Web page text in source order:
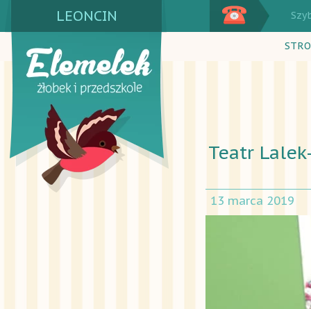
LEONCIN
13 marca 2019
Teatr